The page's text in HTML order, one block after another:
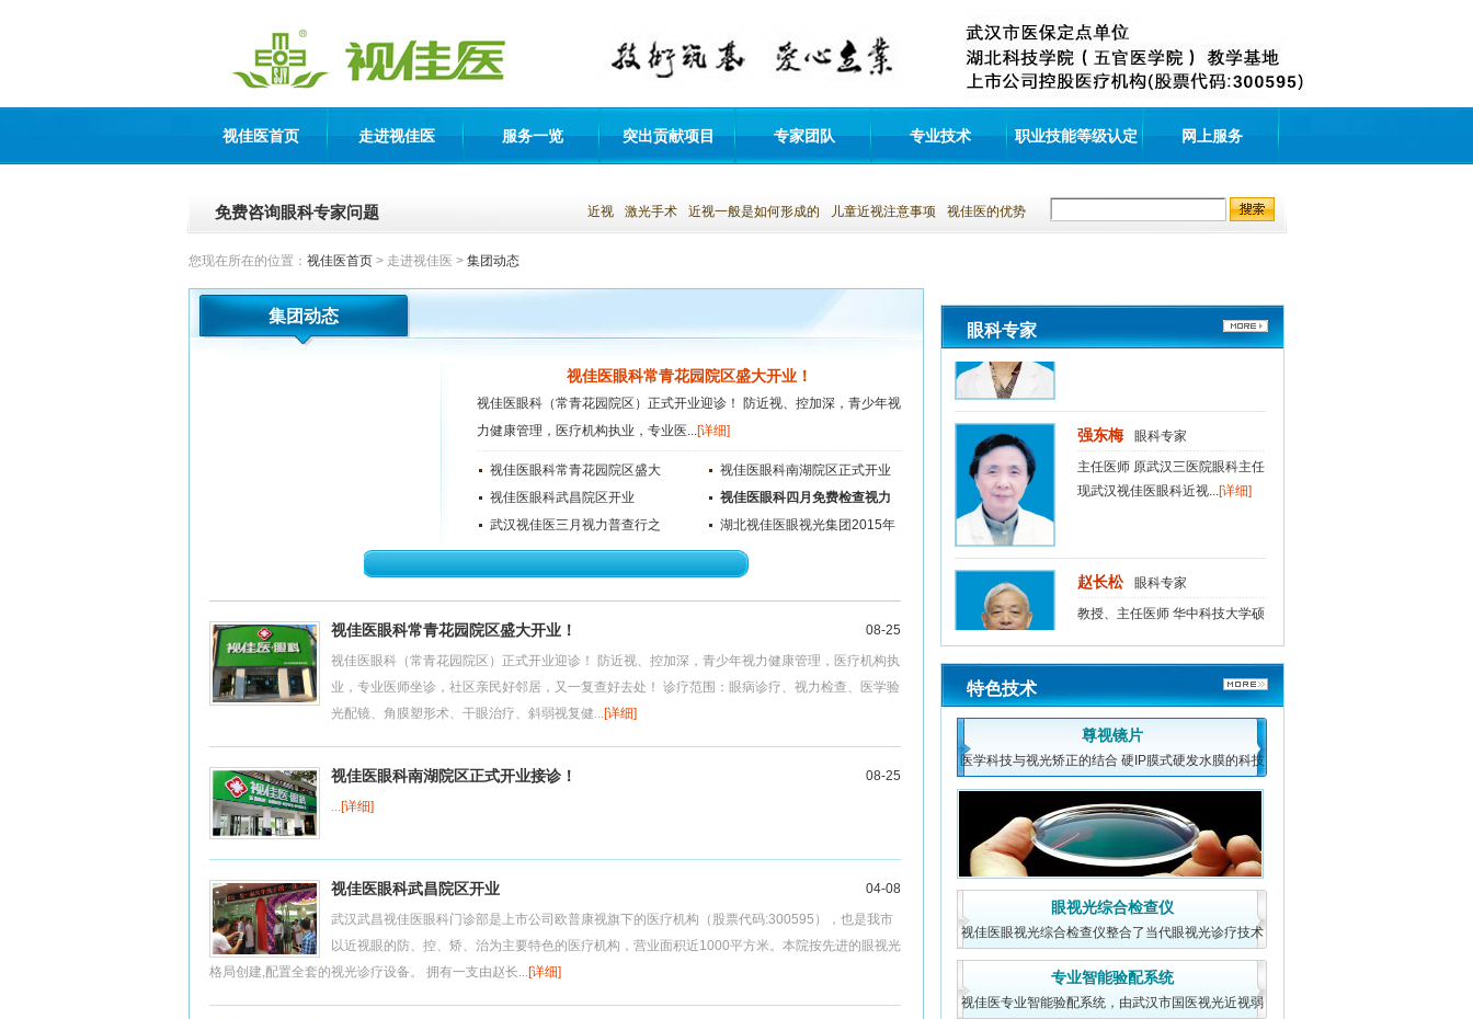
视佳医首页 走进视佳医 服务一览 突出贡献项目 专家团队 专业技术 职业技能等级认定 网上服务
免费咨询眼科专家问题 近视 激光手术 近视一般是如何形成的 儿童近视注意事项 视佳医的优势
您现在所在的位置： 视佳医首页 > 走进视佳医 > 集团动态
集团动态
视佳医眼科常青花园院区盛大开业！
视佳医眼科（常青花园院区）正式开业迎诊！ 防近视、控加深，青少年视
力健康管理，医疗机构执业，专业医...[详细]
视佳医眼科常青花园院区盛大
开业！
视佳医眼科南湖院区正式开业
接诊！
视佳医眼科武昌院区开业
视佳医眼科四月免费检查视力
活动开始啦!
武汉视佳医三月视力普查行之
育才中学
湖北视佳医眼视光集团2015年
会
视佳医眼科常青花园院区盛大开业！
08-25
视佳医眼科（常青花园院区）正式开业迎诊！ 防近视、控加深，青少年视力健康管理，医疗机构执
业，专业医师坐诊，社区亲民好邻居，又一复查好去处！ 诊疗范围：眼病诊疗、视力检查、医学验
光配镜、角膜塑形术、干眼治疗、斜弱视复健...[详细]
视佳医眼科南湖院区正式开业接诊！
08-25
...[详细]
视佳医眼科武昌院区开业
04-08
武汉武昌视佳医眼科门诊部是上市公司欧普康视旗下的医疗机构（股票代码:300595），也是我市
以近视眼的防、控、矫、治为主要特色的医疗机构，营业面积近1000平方米。本院按先进的眼视光
格局创建,配置全套的视光诊疗设备。 拥有一支由赵长...[详细]
眼科专家
现武汉视佳医眼科近视...
眼科专家
武汉视佳医眼科近视矫治...[详细]
强东梅
眼科专家
主任医师 原武汉三医院眼科主任
现武汉视佳医眼科近视...[详细]
赵长松
眼科专家
教授、主任医师 华中科技大学硕
士生导师 原武汉同济医...[详细]
吴娅纬
眼科专家
眼科副主任医师 眼视光专家 现
武汉视佳医眼科近视矫治...[详细]
特色技术
尊视镜片
医学科技与视光矫正的结合 硬IP膜式硬发水膜的科技
成果，它将易清洗
眼视光综合检查仪
视佳医眼视光综合检查仪整合了当代眼视光诊疗技术
的诸多方法，对眼
专业智能验配系统
视佳医专业智能验配系统，由武汉市国医视光近视弱